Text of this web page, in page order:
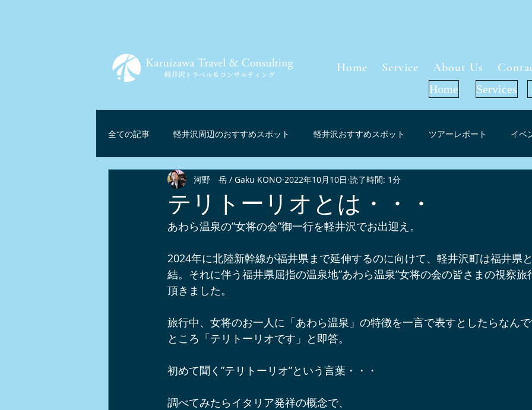
Home Service About Us
Home Services
全ての記事 軽井沢周辺のおすすめスポット 軽井沢おすすめスポット ツアーレポート イベ
ツアー情報 軽井沢グルメ 軽井沢周辺グルメ インフォメーション
軽井沢リゾートテレワーク マーケット考察 軽井沢紅葉情報
軽井沢ショップ情報 軽井沢周辺ワイナリー 宿泊施設 軽井沢オフサイトミーティング
軽井沢チームビルディング イベント＆プロジェクト情報 軽井沢周辺の酒蔵 軽井沢スノー
軽井沢ワンコとお出かけスポット 軽井沢アート情報 YouTube軽井沢トリップ
テリトーリオとは・・・
河野 岳 / Gaku KONO 2022年10月10日 読了時間: 1分
あわら温泉の”女将の会”御一行を軽井沢でお出迎え。
2024年に北陸新幹線が福井県まで延伸するのに向けて、軽井沢町は福井県
結。それに伴う福井県屈指の温泉地”あわら温泉”女将の会の皆さまの視察旅
頂きました。
旅行中、女将のお一人に「あわら温泉」の特徴を一言で表すとしたらなん
ところ「テリトーリオです」と即答。
初めて聞く”テリトーリオ”という言葉・・・
調べてみたらイタリア発祥の概念で、